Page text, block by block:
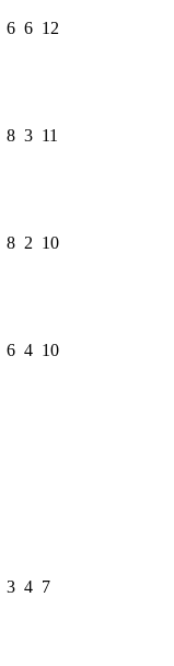
6 6 12
8 3 11
8 2 10
6 4 10
3 4 7